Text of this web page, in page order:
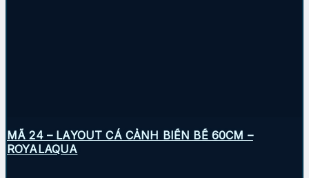
MÃ 24 – LAYOUT CÁ CẢNH BIỂN BỂ 60CM –
ROYALAQUA